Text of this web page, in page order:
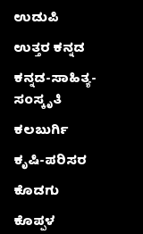
ಉಡುಪಿ
ಉತ್ತರ ಕನ್ನಡ
ಕನ್ನಡ-ಸಾಹಿತ್ಯ-
ಸಂಸ್ಕೃತಿ
ಕಲಬುರ್ಗಿ
ಕೃಷಿ-ಪರಿಸರ
ಕೊಡಗು
ಕೊಪ್ಪಳ